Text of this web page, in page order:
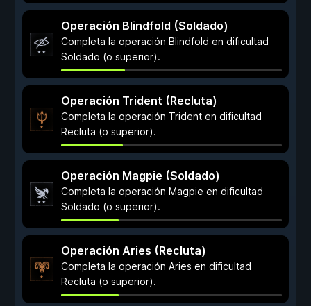
Operación Blindfold (Soldado)
Completa la operación Blindfold en dificultad
Soldado (o superior).
Operación Trident (Recluta)
Completa la operación Trident en dificultad
Recluta (o superior).
Operación Magpie (Soldado)
Completa la operación Magpie en dificultad
Soldado (o superior).
Operación Aries (Recluta)
Completa la operación Aries en dificultad
Recluta (o superior).